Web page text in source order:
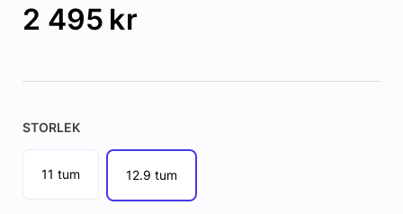
2 495 kr
STORLEK
11 tum 12.9 tum